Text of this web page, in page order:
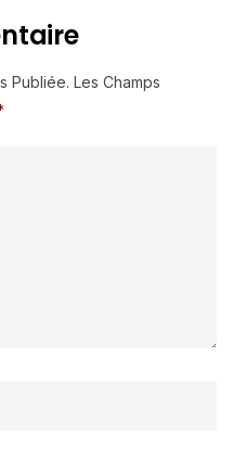
Publiée. Les Champs